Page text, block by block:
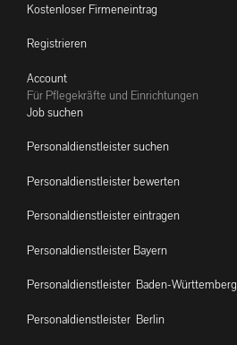
Kostenloser Firmeneintrag
Registrieren
Account
Für Pflegekräfte und Einrichtungen
Job suchen
Personaldienstleister suchen
Personaldienstleister bewerten
Personaldienstleister eintragen
Personaldienstleister Bayern
Personaldienstleister Baden-Württemberg
Personaldienstleister Berlin